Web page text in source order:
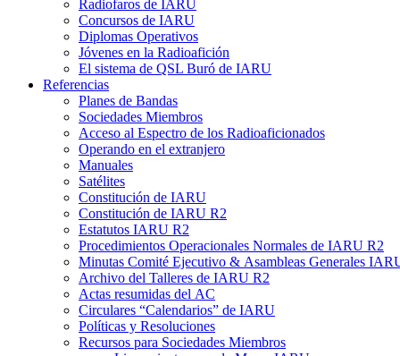
Radiofaros de IARU
Concursos de IARU
Diplomas Operativos
Jóvenes en la Radioafición
El sistema de QSL Buró de IARU
Referencias
Planes de Bandas
Sociedades Miembros
Acceso al Espectro de los Radioaficionados
Operando en el extranjero
Manuales
Satélites
Constitución de IARU
Constitución de IARU R2
Estatutos IARU R2
Procedimientos Operacionales Normales de IARU R2
Minutas Comité Ejecutivo & Asambleas Generales
Archivo del Talleres de IARU R2
Actas resumidas del AC
Circulares “Calendarios” de IARU
Políticas y Resoluciones
Recursos para Sociedades Miembros